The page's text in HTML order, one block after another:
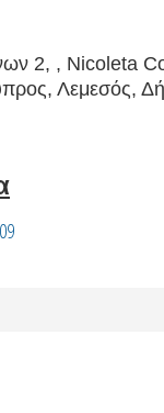
2, , Nicoleta
Λεμεσός,